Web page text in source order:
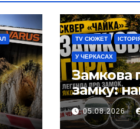
TV СЮЖЕТ
У ЧЕРКАСАХ
Замкова
замку:
Черкас
05.08.2026